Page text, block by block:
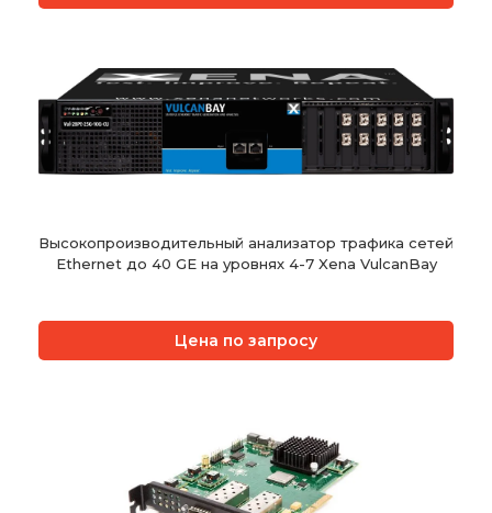
Высокопроизводительный анализатор трафика сетей
Ethernet до 40 GE на уровнях 4-7 Xena VulcanBay
Цена по запросу